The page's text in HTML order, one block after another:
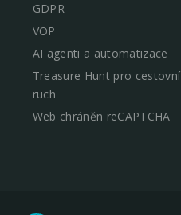
GDPR
VOP
AI agenti a automatizace
Treasure Hunt pro cestovní
ruch
Web chráněn reCAPTCHA